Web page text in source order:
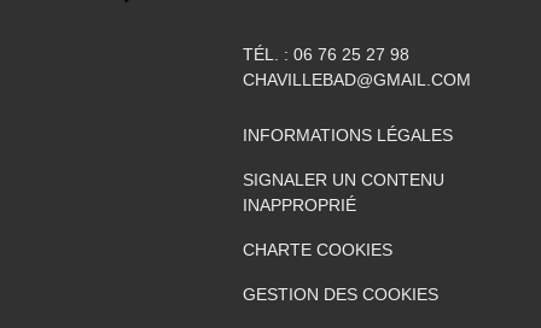
TÉL. : 06 76 25 27 98
CHAVILLEBAD@GMAIL.COM
INFORMATIONS LÉGALES
SIGNALER UN CONTENU
INAPPROPRIÉ
CHARTE COOKIES
GESTION DES COOKIES